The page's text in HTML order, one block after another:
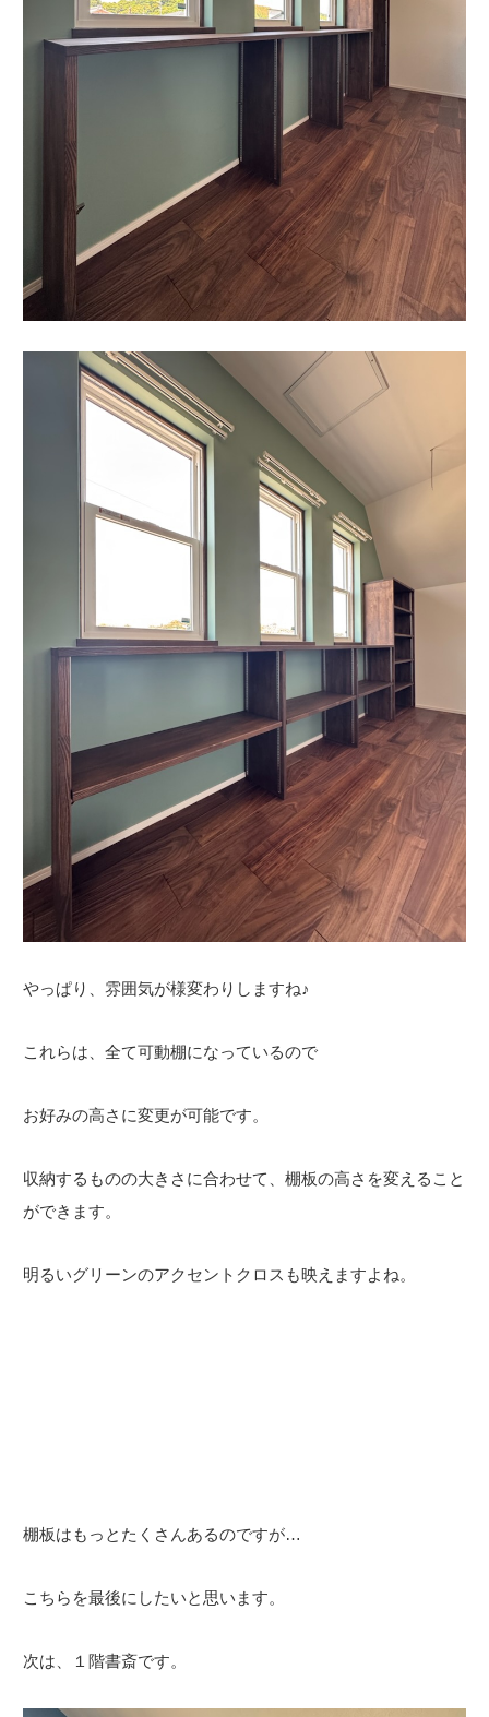
やっぱり、雰囲気が様変わりしますね♪
これらは、全て可動棚になっているので
お好みの高さに変更が可能です。
収納するものの大きさに合わせて、棚板の高さを変えること
ができます。
明るいグリーンのアクセントクロスも映えますよね。
棚板はもっとたくさんあるのですが…
こちらを最後にしたいと思います。
次は、１階書斎です。